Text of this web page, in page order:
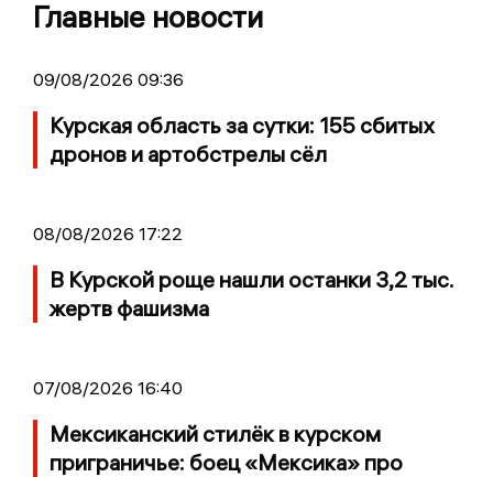
Главные новости
09/08/2026 09:36
Курская область за сутки: 155 сбитых
дронов и артобстрелы сёл
08/08/2026 17:22
В Курской роще нашли останки 3,2 тыс.
жертв фашизма
07/08/2026 16:40
Мексиканский стилёк в курском
приграничье: боец «Мексика» про